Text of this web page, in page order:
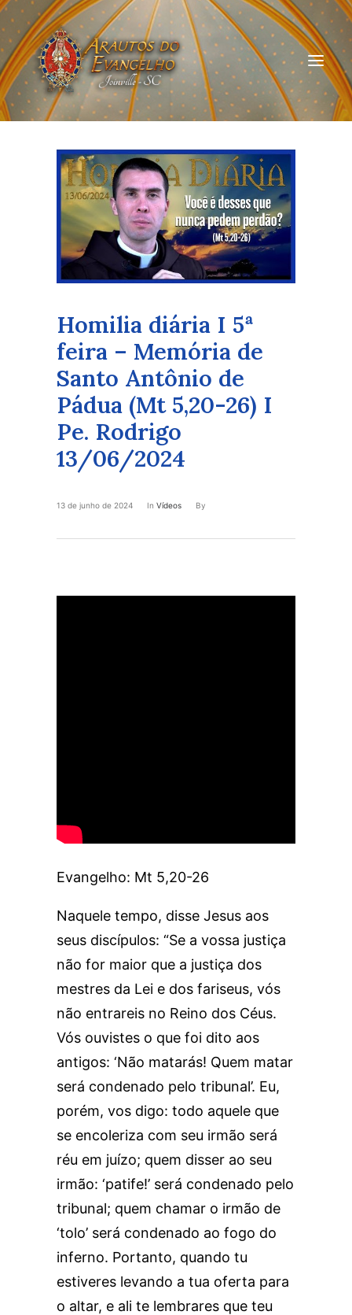
HOME
QUEM SOMOS
ARAUTOS JOINVILLE
CURSOS ON-LINE
Homilia diária I 5ª
feira – Memória de
Santo Antônio de
Pádua (Mt 5,20-26) I
Pe. Rodrigo
13/06/2024
13 de junho de 2024 In Vídeos By
Evangelho: Mt 5,20-26
Naquele tempo, disse Jesus aos
seus discípulos: “Se a vossa justiça
não for maior que a justiça dos
mestres da Lei e dos fariseus, vós
não entrareis no Reino dos Céus.
Vós ouvistes o que foi dito aos
antigos: ‘Não matarás! Quem matar
será condenado pelo tribunal’. Eu,
porém, vos digo: todo aquele que
se encoleriza com seu irmão será
réu em juízo; quem disser ao seu
irmão: ‘patife!’ será condenado pelo
tribunal; quem chamar o irmão de
‘tolo’ será condenado ao fogo do
inferno. Portanto, quando tu
estiveres levando a tua oferta para
o altar, e ali te lembrares que teu